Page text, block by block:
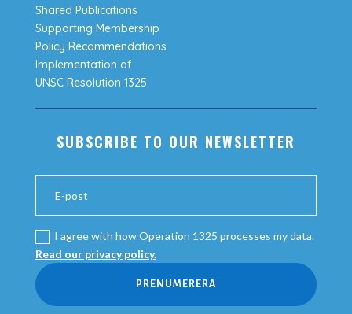
Shared Publications
Supporting Membership
Policy Recommendations
Implementation of
UNSC Resolution 1325
SUBSCRIBE TO OUR NEWSLETTER
I agree with how Operation 1325 processes my data.
Read our privacy policy.
PRENUMERERA